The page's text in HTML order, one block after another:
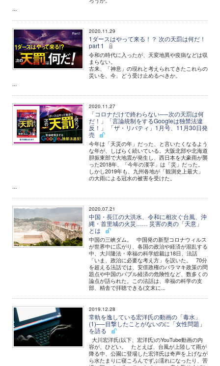
...
2020.11.29
1ダースはやって来る！？ 次の天罰は何だ！
part 1
令和の時代に入ったが、天変地異や疫病などは収
まらない。
古来、「神意」の現れと考えられてきたこれらの
災いを、今、どう受け止めるべきか。
...
2020.11.27
「コロナだけで終わらない──次の天罰は何
だ！」「言論統制をするGoogleは独禁法違
反！」 「ザ・リバティ」1月号、11月30日発
売
今年は「天災の年」だった、と言いたくなるよう
な年が、しばらく続いている。大阪北部や北海道
胆振東部で大地震が発生し、西日本を大豪雨が襲
った2018年、「今年の漢字」は「災」だった。
しかし2019年も、九州各地が「観測史上最大」
の大雨による冠水の被害を受けた。
...
2020.07.21
中国・長江の大洪水、令和に相次ぐ台風、沖
縄・首里城の火災…… 災害の奥の「天意」
とは
中国の三峡ダム。 中国発の新型コロナウィルス
が世界中に広がり、各国の政治や経済が混乱する
中、大川隆法・幸福の科学総裁は18日、法話
「いま、政治に必要な考え方」を説いた。 70分
を超える法話では、安倍政権のバラマキ政策の問
題点や中国のバブル経済の危険性など、数多くの
論点が語られた。この法話は、幸福の科学の支
部、精舎で拝聴できる(文末に...
2019.12.28
常軌を逸している宏洋氏の動画の「毒水」
(1)──目撃したことがないのに「女性問題」
を語る
大川宏洋氏(以下、宏洋氏)のYouTube動画の内
容が、ひどい。 たとえば、台風が上陸して雨が
降る中、公園に登場した宏洋氏は奇声を上げなが
ら水たまりに寝ころんでずぶ濡れになったり、苦